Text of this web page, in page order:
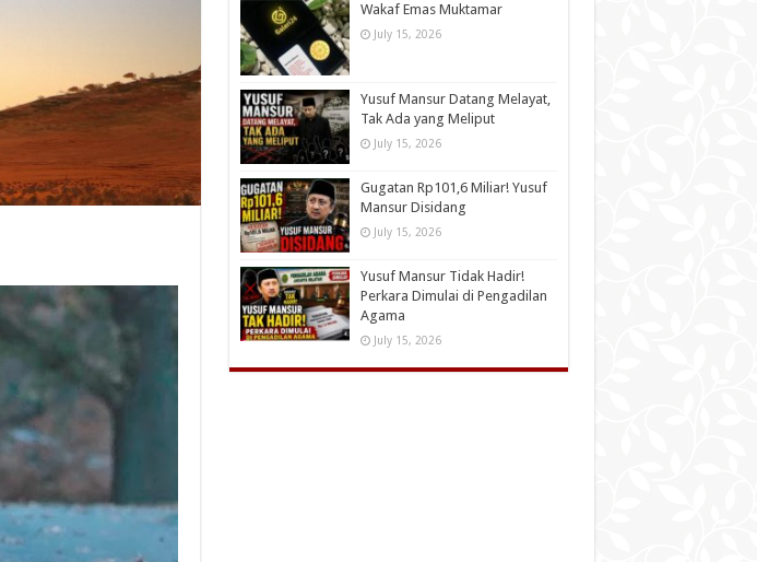
Wakaf Emas Muktamar
July 15, 2026
Yusuf Mansur Datang Melayat,
Tak Ada yang Meliput
July 15, 2026
Gugatan Rp101,6 Miliar! Yusuf
Mansur Disidang
July 15, 2026
Yusuf Mansur Tidak Hadir!
Perkara Dimulai di Pengadilan
Agama
July 15, 2026